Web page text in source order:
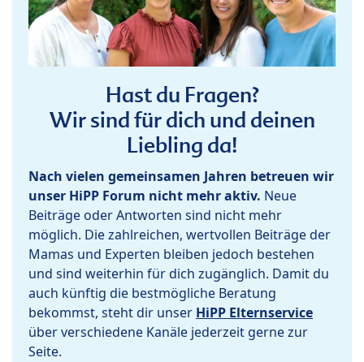
Hast du Fragen?
Wir sind für dich und deinen
Liebling da!
Nach vielen gemeinsamen Jahren betreuen wir
unser HiPP Forum nicht mehr aktiv. Neue
Beiträge oder Antworten sind nicht mehr
möglich. Die zahlreichen, wertvollen Beiträge der
Mamas und Experten bleiben jedoch bestehen
und sind weiterhin für dich zugänglich. Damit du
auch künftig die bestmögliche Beratung
bekommst, steht dir unser HiPP Elternservice
über verschiedene Kanäle jederzeit gerne zur
Seite.